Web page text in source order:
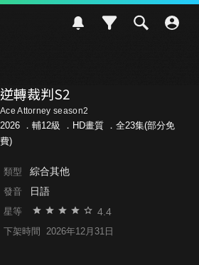
逆轉裁判S2
Ace Attorney season2
2026 ． 輔12級
．HD畫質 ．全23集(部分免
費)
類型 綜合其他
發音 日語
星等 4.4
下架時間 2026年12月31日